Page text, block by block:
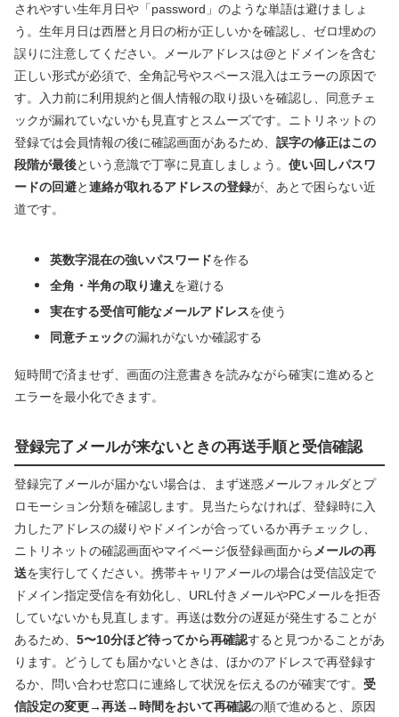
されやすい生年月日や「password」のような単語は避けましょ
う。生年月日は西暦と月日の桁が正しいかを確認し、ゼロ埋めの
誤りに注意してください。メールアドレスは@とドメインを含む
正しい形式が必須で、全角記号やスペース混入はエラーの原因で
す。入力前に利用規約と個人情報の取り扱いを確認し、同意チェ
ックが漏れていないかも見直すとスムーズです。ニトリネットの
登録では会員情報の後に確認画面があるため、 誤字の修正はこの
段階が最後という意識で丁寧に見直しましょう。 使い回しパスワ
ードの回避と連絡が取れるアドレスの登録が、あとで困らない近
道です。
英数字混在の強いパスワードを作る
全角・半角の取り違え を避ける
実在する受信可能なメールアドレスを使う
同意チェックの漏れがないか確認する
短時間で済ませず、画面の注意書きを読みながら確実に進めると
エラーを最小化できます。
登録完了メールが来ないときの再送手順と受信確認
登録完了メールが届かない場合は、まず迷惑メールフォルダとプ
ロモーション分類を確認します。見当たらなければ、登録時に入
力したアドレスの綴りやドメインが合っているか再チェックし、
ニトリネットの確認画面やマイページ仮登録画面からメールの再
送を実行してください。携帯キャリアメールの場合は受信設定で
ドメイン指定受信を有効化し、URL付きメールやPCメールを拒否
していないかも見直します。再送は数分の遅延が発生することが
あるため、 5〜10分ほど待ってから再確認すると見つかることがあ
ります。どうしても届かないときは、ほかのアドレスで再登録す
るか、問い合わせ窓口に連絡して状況を伝えるのが確実です。 受
信設定の変更→再送→時間をおいて再確認の順で進めると、原因